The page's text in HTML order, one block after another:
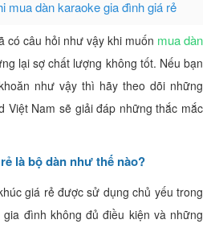
mua dàn karaoke gia đình giá rẻ
có câu hỏi như vậy khi muốn mua dàn
lại sợ chất lượng không tốt. Nếu bạn
như vậy thì hãy theo dõi những
Việt Nam sẽ giải đáp những thắc mắc
là bộ dàn như thế nào?
giá rẻ được sử dụng chủ yếu trong
đình không đủ điều kiện và những